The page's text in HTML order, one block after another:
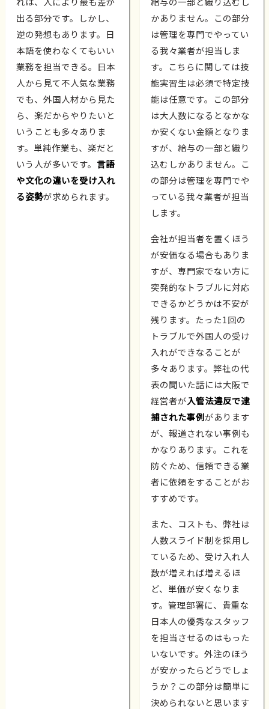
出る部分です。しかし、
逆の発想もあります。日
本語を使わなくてもいい
業務を担当できる。日本
人から見て不人気な業務
でも、外国人材から見た
ら、楽だからやりたいと
いうことも多々ありま
す。単純作業も、楽だと
いう人が多いです。 言語
や文化の違いを受け入れ
る姿勢が求められます。
かありません。この部分
は管理を専門でやってい
る我々業者が担当しま
す。こちらに関しては技
能実習生は必須で特定技
能は任意です。この部分
は大人数になるとなかな
か安くない金額となりま
すが、給与の一部と織り
込むしかありません。こ
の部分は管理を専門でや
っている我々業者が担当
します。
会社が担当者を置くほう
が安価なる場合もありま
すが、専門家でない方に
突発的なトラブルに対応
できるかどうかは不安が
残ります。たった1回の
トラブルで外国人の受け
入れができなることが
多々あります。弊社の代
表の聞いた話には大阪で
経営者が入管法違反で逮
捕された事例があります
が、報道されない事例も
かなりあります。これを
防ぐため、信頼できる業
者に依頼をすることがお
すすめです。
また、コストも、弊社は
人数スライド制を採用し
ているため、受け入れ人
数が増えれば増えるほ
ど、単価が安くなりま
す。管理部署に、貴重な
日本人の優秀なスタッフ
を担当させるのはもった
いないです。外注のほう
が安かったらどうでしょ
うか？この部分は簡単に
決められないと思います